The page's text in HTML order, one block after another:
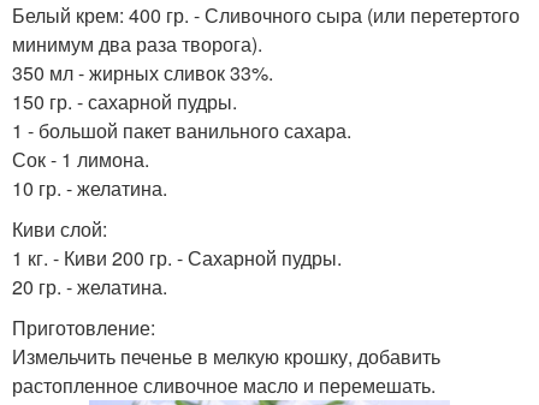
Белый крем: 400 гр. - Сливочного сыра (или перетертого
минимум два раза творога).
350 мл - жирных сливок 33%.
150 гр. - сахарной пудры.
1 - большой пакет ванильного сахара.
Сок - 1 лимона.
10 гр. - желатина.
Киви слой:
1 кг. - Киви 200 гр. - Сахарной пудры.
20 гр. - желатина.
Приготовление:
Измельчить печенье в мелкую крошку, добавить
растопленное сливочное масло и перемешать.